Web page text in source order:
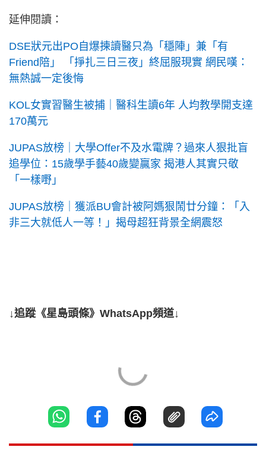
延伸閱讀：
DSE狀元出PO自爆揀讀醫只為「穩陣」兼「有
Friend陪」 「掙扎三日三夜」終屈服現實 網民嘆：
無熱誠一定後悔
KOL女實習醫生被捕｜醫科生讀6年 人均教學開支達
170萬元
JUPAS放榜｜大學Offer不及水電牌？過來人狠批盲
追學位：15歲學手藝40歲變贏家 揭港人其實只敬
「一樣嘢」
JUPAS放榜｜獲派BU會計被阿媽狠鬧廿分鐘：「入
非三大就低人一等！」揭母超狂背景全網震怒
↓追蹤《星島頭條》WhatsApp頻道↓